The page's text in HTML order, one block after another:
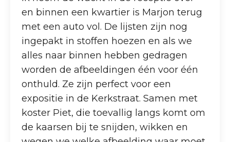
en binnen een kwartier is Marjon terug
met een auto vol. De lijsten zijn nog
ingepakt in stoffen hoezen en als we
alles naar binnen hebben gedragen
worden de afbeeldingen één voor één
onthuld. Ze zijn perfect voor een
expositie in de Kerkstraat. Samen met
koster Piet, die toevallig langs komt om
de kaarsen bij te snijden, wikken en